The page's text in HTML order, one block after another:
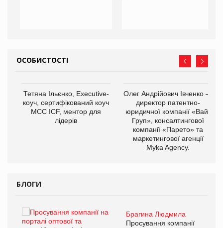
ОСОБИСТОСТІ
Тетяна Ільєнко, Executive-
коуч, сертифікований коуч
МСС ICF, ментор для
лідерів
Олег Андрійович Івченко —
директор патентно-
юридичної компанії «Вайз
Груп», консалтингової
компанії «Парето» та
маркетингової агенції
Myka Agency.
БЛОГИ
Брагина Людмила
Просування компанії